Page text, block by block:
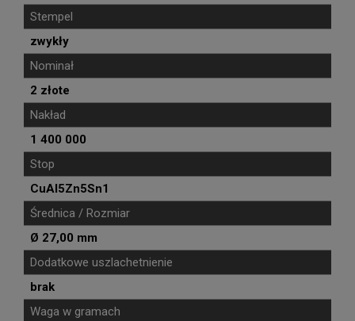
Stempel
zwykły
Nominał
2 złote
Nakład
1 400 000
Stop
CuAl5Zn5Sn1
Średnica / Rozmiar
Ø 27,00 mm
Dodatkowe uszlachetnienie
brak
Waga w gramach